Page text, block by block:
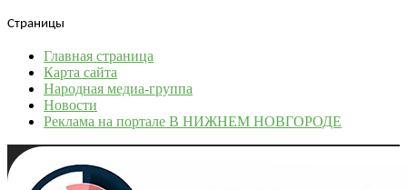
Страницы
Главная страница
Карта сайта
Народная медиа-группа
Новости
Реклама на портале В НИЖНЕМ НОВГОРОДЕ